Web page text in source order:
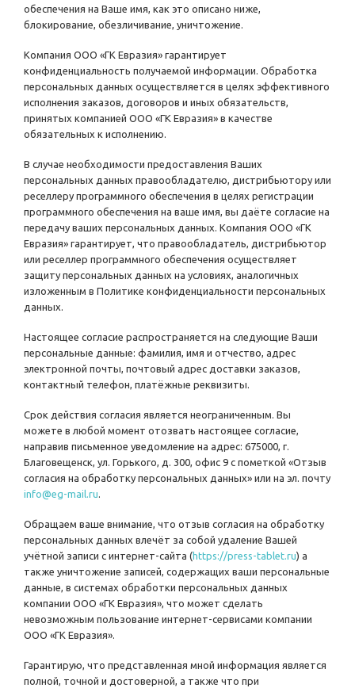
обеспечения на Ваше имя, как это описано ниже,
блокирование, обезличивание, уничтожение.
Компания ООО «ГК Евразия» гарантирует
конфиденциальность получаемой информации. Обработка
персональных данных осуществляется в целях эффективного
исполнения заказов, договоров и иных обязательств,
принятых компанией ООО «ГК Евразия» в качестве
обязательных к исполнению.
В случае необходимости предоставления Ваших
персональных данных правообладателю, дистрибьютору или
реселлеру программного обеспечения в целях регистрации
программного обеспечения на ваше имя, вы даёте согласие на
передачу ваших персональных данных. Компания ООО «ГК
Евразия» гарантирует, что правообладатель, дистрибьютор
или реселлер программного обеспечения осуществляет
защиту персональных данных на условиях, аналогичных
изложенным в Политике конфиденциальности персональных
данных.
Настоящее согласие распространяется на следующие Ваши
персональные данные: фамилия, имя и отчество, адрес
электронной почты, почтовый адрес доставки заказов,
контактный телефон, платёжные реквизиты.
Срок действия согласия является неограниченным. Вы
можете в любой момент отозвать настоящее согласие,
направив письменное уведомление на адрес: 675000, г.
Благовещенск, ул. Горького, д. 300, офис 9 с пометкой «Отзыв
согласия на обработку персональных данных» или на эл. почту
info@eg-mail.ru.
Обращаем ваше внимание, что отзыв согласия на обработку
персональных данных влечёт за собой удаление Вашей
учётной записи с интернет-сайта (https://press-tablet.ru) а
также уничтожение записей, содержащих ваши персональные
данные, в системах обработки персональных данных
компании ООО «ГК Евразия», что может сделать
невозможным пользование интернет-сервисами компании
ООО «ГК Евразия».
Гарантирую, что представленная мной информация является
полной, точной и достоверной, а также что при